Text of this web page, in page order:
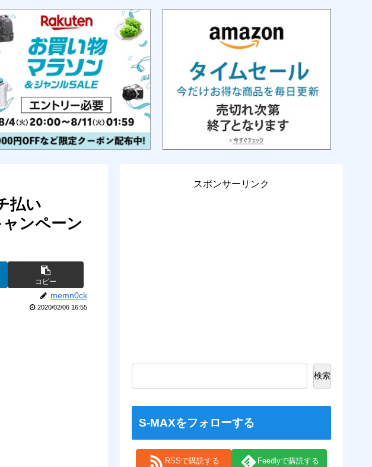
払い
ンペーン
コピー
memn0ck
2020/02/06 16:55
スポンサーリンク
検索
S-MAXをフォローする
RSSで購読する Feedlyで購読する